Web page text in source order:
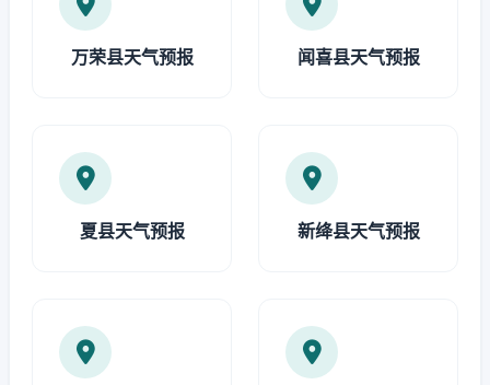
万荣县天气预报 闻喜县天气预报
夏县天气预报 新绛县天气预报